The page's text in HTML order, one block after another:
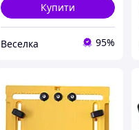
Купити
Веселка 95%